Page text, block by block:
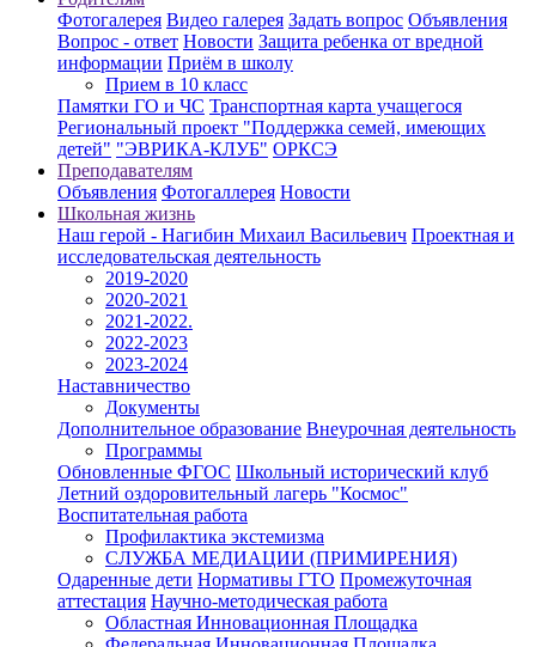
Фотогалерея Видео галерея Задать вопрос Объявления
Вопрос - ответ Новости Защита ребенка от вредной
информации Приём в школу
Прием в 10 класс
Памятки ГО и ЧС Транспортная карта учащегося
Региональный проект "Поддержка семей, имеющих
детей" "ЭВРИКА-КЛУБ" ОРКСЭ
Преподавателям
Объявления Фотогаллерея Новости
Школьная жизнь
Наш герой - Нагибин Михаил Васильевич Проектная и
исследовательская деятельность
2019-2020
2020-2021
2021-2022.
2022-2023
2023-2024
Наставничество
Документы
Дополнительное образование Внеурочная деятельность
Программы
Обновленные ФГОС Школьный исторический клуб
Летний оздоровительный лагерь "Космос"
Воспитательная работа
Профилактика экстемизма
СЛУЖБА МЕДИАЦИИ (ПРИМИРЕНИЯ)
Одаренные дети Нормативы ГТО Промежуточная
аттестация Научно-методическая работа
Областная Инновационная Площадка